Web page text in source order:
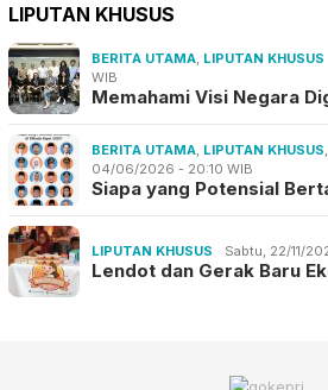
LIPUTAN KHUSUS
BERITA UTAMA LIPUTAN KHUSUS
WIB
Memahami Visi Negara
BERITA UTAMA LIPUTAN KHUSUS
04/06/2026 - 20:10 WIB
Siapa yang Potensial
LIPUTAN KHUSUS Sabtu, 22/11/
Lendot dan Gerak Baru